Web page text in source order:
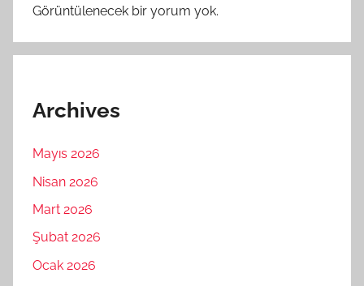
Görüntülenecek bir yorum yok.
Archives
Mayıs 2026
Nisan 2026
Mart 2026
Şubat 2026
Ocak 2026